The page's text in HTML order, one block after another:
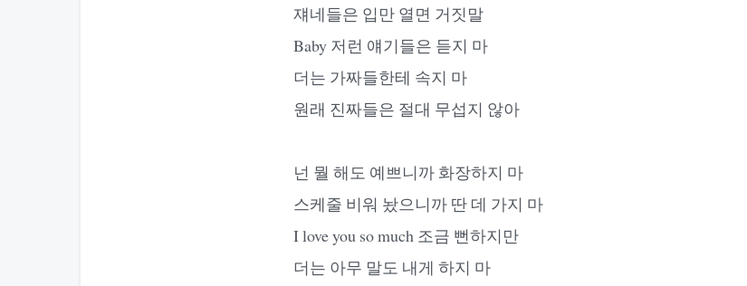
쟤네들은 입만 열면 거짓말
Baby 저런 얘기들은 듣지 마
더는 가짜들한테 속지 마
원래 진짜들은 절대 무섭지 않아
넌 뭘 해도 예쁘니까 화장하지 마
스케줄 비워 놨으니까 딴 데 가지 마
I love you so much 조금 뻔하지만
더는 아무 말도 내게 하지 마